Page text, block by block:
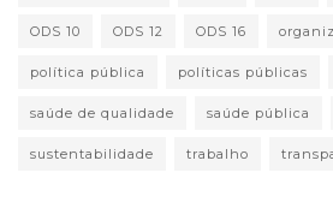
ODS 10 ODS 12 ODS 16
política pública políticas públicas
saúde de qualidade saúde pública
sustentabilidade trabalho